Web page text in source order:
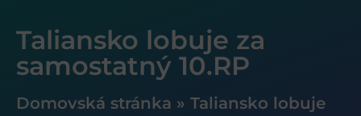
Taliansko lobuje za
samostatný 10.RP
Domovská stránka » Taliansko lobuje